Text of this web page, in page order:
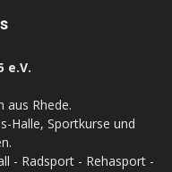
e.V.
aus Rhede.
Halle, Sportkurse und
- Radsport - Rehasport -